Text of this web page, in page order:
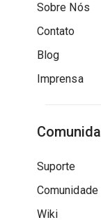
Sobre Nós
Contato
Blog
Imprensa
Suporte
Comunidade
Wiki